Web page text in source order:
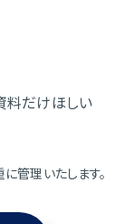
料だけほしい
管理いたします。